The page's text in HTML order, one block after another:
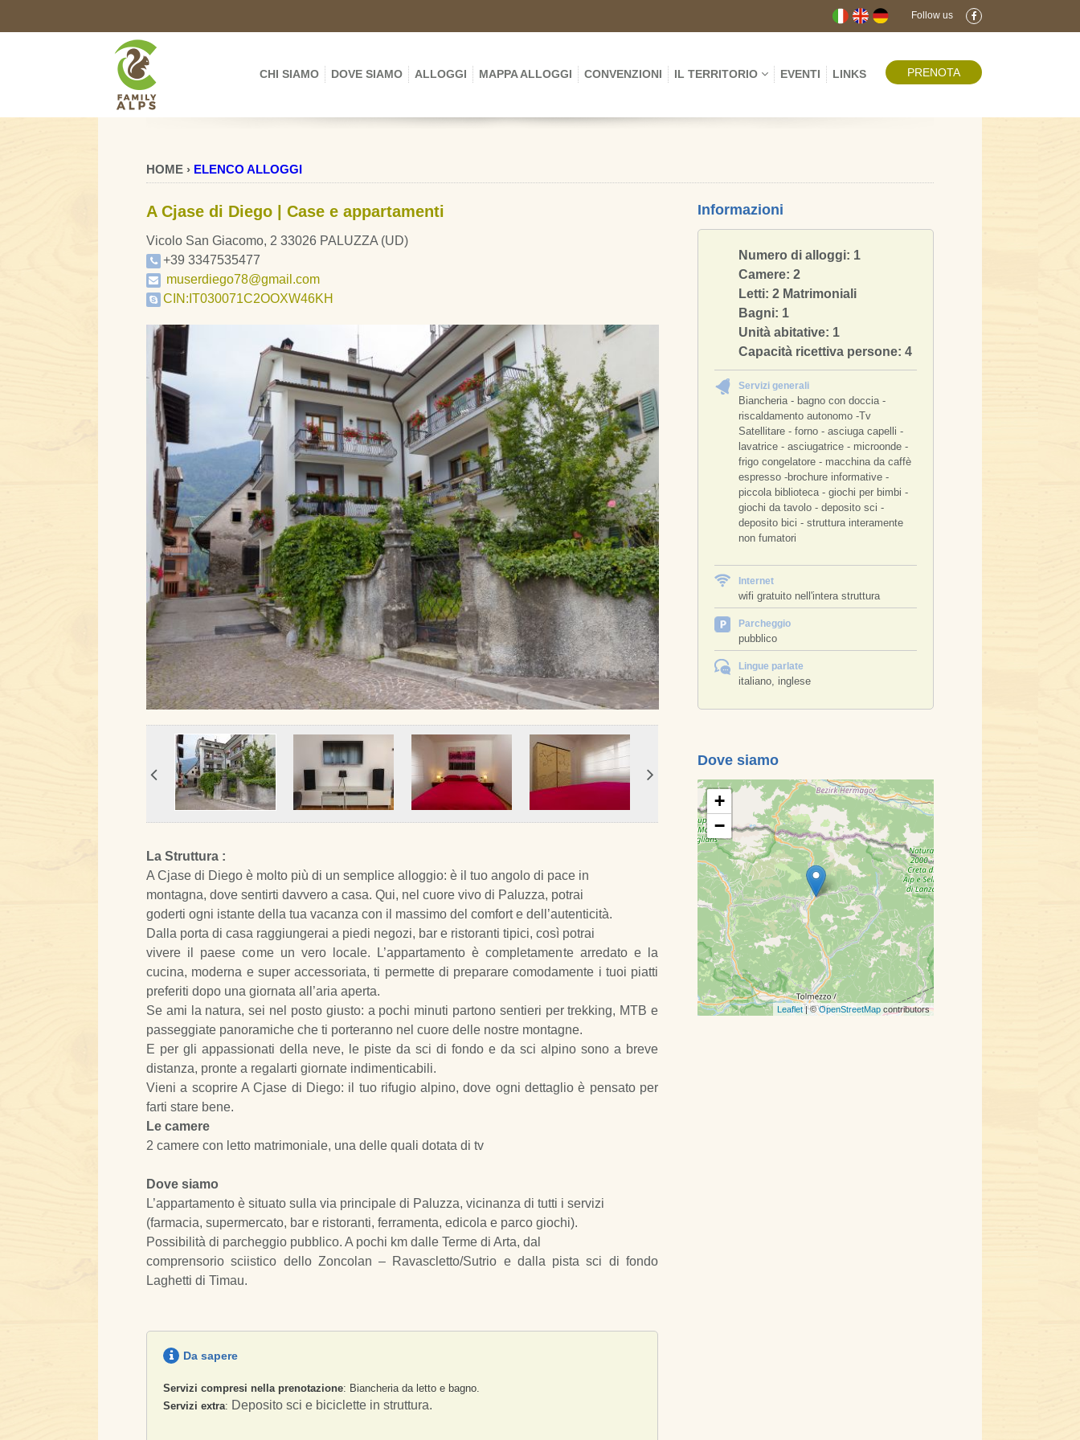
Follow us
PRENOTA
CHI SIAMO DOVE SIAMO ALLOGGI MAPPA ALLOGGI CONVENZIONI IL TERRITORIO EVENTI LINKS
HOME › ELENCO ALLOGGI
A Cjase di Diego | Case e appartamenti
Vicolo San Giacomo, 2 33026 PALUZZA (UD)
+39 3347535477
muserdiego78@gmail.com
CIN:IT030071C2OOXW46KH
La Struttura :
A Cjase di Diego è molto più di un semplice alloggio: è il tuo angolo di pace in
montagna, dove sentirti davvero a casa. Qui, nel cuore vivo di Paluzza, potrai
goderti ogni istante della tua vacanza con il massimo del comfort e dell’autenticità.
Dalla porta di casa raggiungerai a piedi negozi, bar e ristoranti tipici, così potrai
vivere il paese come un vero locale. L’appartamento è completamente arredato e la
cucina, moderna e super accessoriata, ti permette di preparare comodamente i tuoi piatti
preferiti dopo una giornata all’aria aperta.
Se ami la natura, sei nel posto giusto: a pochi minuti partono sentieri per trekking, MTB e
passeggiate panoramiche che ti porteranno nel cuore delle nostre montagne.
E per gli appassionati della neve, le piste da sci di fondo e da sci alpino sono a breve
distanza, pronte a regalarti giornate indimenticabili.
Vieni a scoprire A Cjase di Diego: il tuo rifugio alpino, dove ogni dettaglio è pensato per
farti stare bene.
Le camere
2 camere con letto matrimoniale, una delle quali dotata di tv
Dove siamo
L’appartamento è situato sulla via principale di Paluzza, vicinanza di tutti i servizi
(farmacia, supermercato, bar e ristoranti, ferramenta, edicola e parco giochi).
Possibilità di parcheggio pubblico. A pochi km dalle Terme di Arta, dal
comprensorio sciistico dello Zoncolan – Ravascletto/Sutrio e dalla pista sci di fondo
Laghetti di Timau.
Da sapere
Servizi compresi nella prenotazione: Biancheria da letto e bagno.
Servizi extra: Deposito sci e biciclette in struttura.
Informazioni
Numero di alloggi: 1
Camere: 2
Letti: 2 Matrimoniali
Bagni: 1
Unità abitative: 1
Capacità ricettiva persone: 4
Servizi generali
Biancheria - bagno con doccia -
riscaldamento autonomo -Tv
Satellitare - forno - asciuga capelli -
lavatrice - asciugatrice - microonde -
frigo congelatore - macchina da caffè
espresso -brochure informative -
piccola biblioteca - giochi per bimbi -
giochi da tavolo - deposito sci -
deposito bici - struttura interamente
non fumatori
Internet
wifi gratuito nell'intera struttura
Parcheggio
pubblico
Lingue parlate
italiano, inglese
Dove siamo
+
−
Leaflet| ©OpenStreetMap contributors